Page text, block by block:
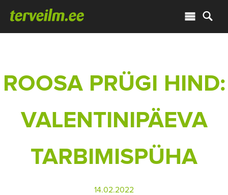
ROOSA PRÜGI HIND:
VALENTINIPÄEVA
TARBIMISPÜHA
14.02.2022